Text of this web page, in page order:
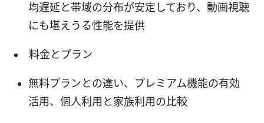
均遅延と帯域の分布が安定しており、動画視聴
にも堪えうる性能を提供
料金とプラン
無料プランとの違い、プレミアム機能の有効
活用、個人利用と家族利用の比較